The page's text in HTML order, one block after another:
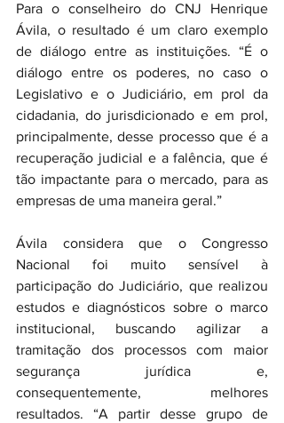
Para o conselheiro do CNJ Henrique
Ávila, o resultado é um claro exemplo
de diálogo entre as instituições. “É o
diálogo entre os poderes, no caso o
Legislativo e o Judiciário, em prol da
cidadania, do jurisdicionado e em prol,
principalmente, desse processo que é a
recuperação judicial e a falência, que é
tão impactante para o mercado, para as
empresas de uma maneira geral.”
Ávila considera que o Congresso
Nacional foi muito sensível à
participação do Judiciário, que realizou
estudos e diagnósticos sobre o marco
institucional, buscando agilizar a
tramitação dos processos com maior
segurança jurídica e,
consequentemente, melhores
resultados. “A partir desse grupo de